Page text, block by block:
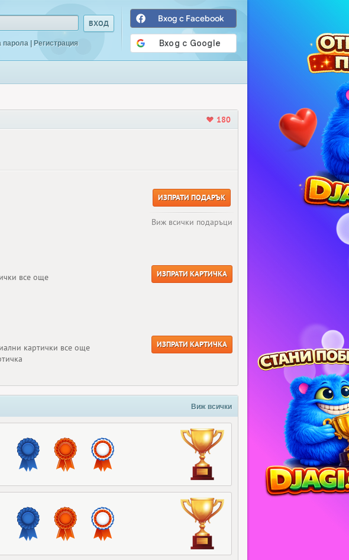
парола | Регистрация
Вход с Facebook
180
ИЗПРАТИ ПОДАРЪК
Виж всички подаръци
все още
ИЗПРАТИ КАРТИЧКА
картички все още
ИЗПРАТИ КАРТИЧКА
Виж всички